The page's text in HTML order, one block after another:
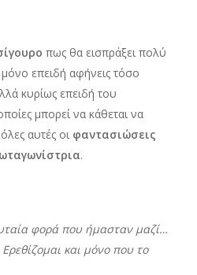
πως θα εισπράξει πολύ
επειδή αφήνεις τόσο
κυρίως επειδή του
μπορεί να κάθεται να
αυτές οι φαντασιώσεις
.
φορά που ήμασταν μαζί…
και μόνο που το